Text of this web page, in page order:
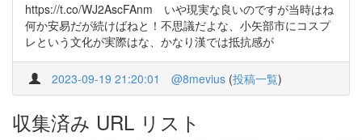
https://t.co/WJ2AscFAnm いや現実な良いのですが当時はね
何か安易だが続けばねと！不思議だよな、小矢部市にコスプ
レという文化が実際はな、かなり漢では抵抗感が
2023-09-19 21:20:01 @8mevius (投稿一覧)
収集済み URL リスト